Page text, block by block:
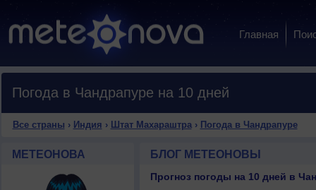
Главная
Погода в Чандрапуре на 10 дней
Все страны › Индия › Штат Махараштра› Погода в Чандрапуре
МЕТЕОНОВА БЛОГ МЕТЕОНОВЫ
Прогноз погоды на 10 дней в